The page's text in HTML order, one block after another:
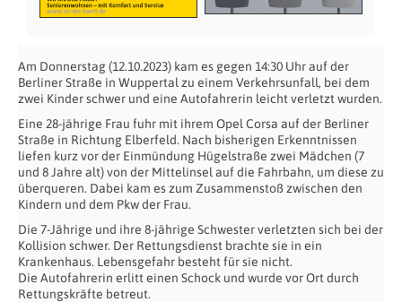
Am Donnerstag (12.10.2023) kam es gegen 14:30 Uhr auf der
Berliner Straße in Wuppertal zu einem Verkehrsunfall, bei dem
zwei Kinder schwer und eine Autofahrerin leicht verletzt wurden.
Eine 28-jährige Frau fuhr mit ihrem Opel Corsa auf der Berliner
Straße in Richtung Elberfeld. Nach bisherigen Erkenntnissen
liefen kurz vor der Einmündung Hügelstraße zwei Mädchen (7
und 8 Jahre alt) von der Mittelinsel auf die Fahrbahn, um diese zu
überqueren. Dabei kam es zum Zusammenstoß zwischen den
Kindern und dem Pkw der Frau.
Die 7-Jährige und ihre 8-jährige Schwester verletzten sich bei der
Kollision schwer. Der Rettungsdienst brachte sie in ein
Krankenhaus. Lebensgefahr besteht für sie nicht.
Die Autofahrerin erlitt einen Schock und wurde vor Ort durch
Rettungskräfte betreut.